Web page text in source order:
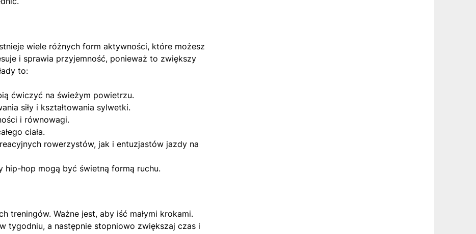
wiele różnych form aktywności, które możesz
i sprawia przyjemność, ponieważ to zwiększy
to:
ćwiczyć na świeżym powietrzu.
siły i kształtowania sylwetki.
i równowagi.
ciała.
rowerzystów, jak i entuzjastów jazdy na
hip-hop mogą być świetną formą ruchu.
treningów. Ważne jest, aby iść małymi krokami.
tygodniu, a następnie stopniowo zwiększaj czas i